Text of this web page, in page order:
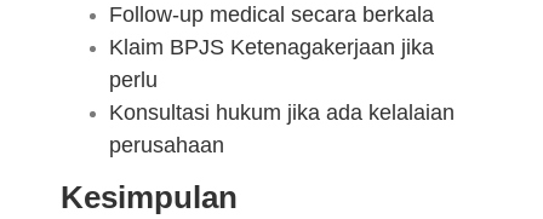
Follow-up medical secara berkala
Klaim BPJS Ketenagakerjaan jika
perlu
Konsultasi hukum jika ada kelalaian
perusahaan
Kesimpulan